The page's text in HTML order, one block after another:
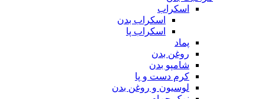
اسکراب
اسکراب بدن
اسکراب پا
پماد
روغن بدن
شامپو بدن
کرم دست و پا
لوسیون و روغن بدن